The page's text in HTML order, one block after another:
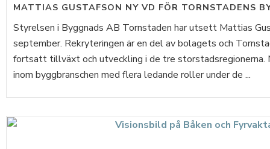
MATTIAS GUSTAFSON NY VD FÖR TORNSTADENS
Styrelsen i Byggnads AB Tornstaden har utsett Mattias
september. Rekryteringen är en del av bolagets och
fortsatt tillväxt och utveckling i de tre storstadsregionerna.
inom byggbranschen med flera ledande roller under de ...